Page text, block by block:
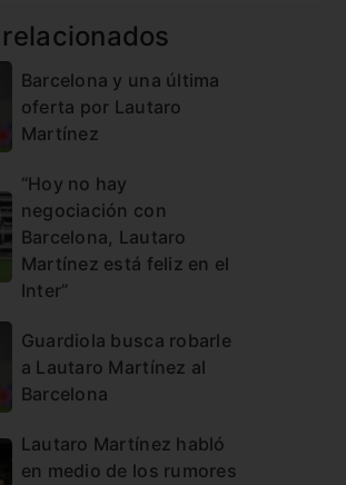
Barcelona y una última
oferta por Lautaro
Martínez
“Hoy no hay
negociación con
Barcelona, Lautaro
Martínez está feliz en el
Inter”
Guardiola busca robarle
a Lautaro Martínez al
Barcelona
Lautaro Martínez habló
en medio de los rumores